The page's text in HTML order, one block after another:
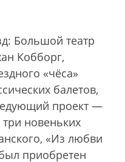
Большой театр
Кобборг,
«чёса»
балетов,
проект —
новеньких
«Из любви
приобретен